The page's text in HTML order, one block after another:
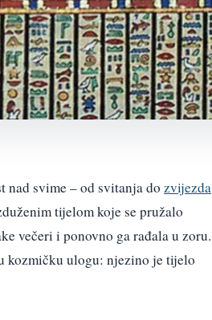
nad svime – od svitanja do zvijezda
tijelom koje se pružalo
večeri i ponovno ga rađala u zoru.
kozmičku ulogu: njezino je tijelo